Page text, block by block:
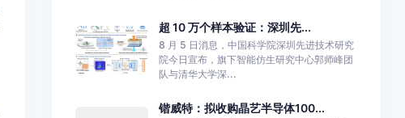
超 10 万个样本验证：深圳先...
8 月 5 日消息，中国科学院深圳先进技术研究
院今日宣布，旗下智能仿生研究中心郭师峰团
队与清华大学深...
锴威特：拟收购晶艺半导体100...